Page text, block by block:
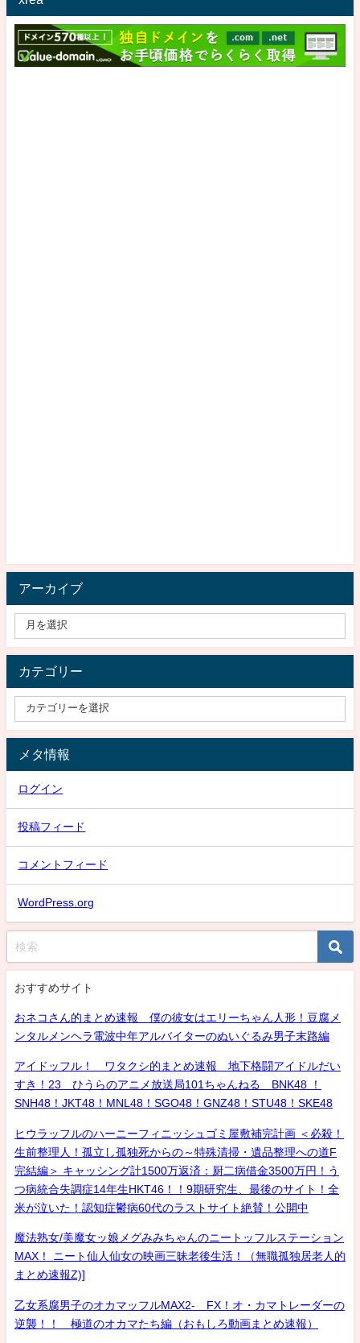
アーカイブ
カテゴリー
メタ情報
ログイン
投稿フィード
コメントフィード
WordPress.org
おすすめサイト
おネコさん的まとめ速報 僕の彼女はエリーちゃん人形！豆腐メ
ンタルメンヘラ電波中年アルバイターのぬいぐるみ男子末路編
アイドッフル！ ワタクシ的まとめ速報 地下格闘アイドルだい
すき！23 ひうらのアニメ放送局101ちゃんねる BNK48 ！
SNH48！JKT48！MNL48！SGO48！GNZ48！STU48！SKE48
ヒウラッフルのハーニーフィニッシュゴミ屋敷補完計画 ＜必殺！
生前整理人！孤立し孤独死からの～特殊清掃・遺品整理への道F
完結編＞ キャッシング計1500万返済：厨二病借金3500万円！う
つ病統合失調症14年生HKT46！！9期研究生、最後のサイト！全
米が泣いた！認知症鬱病60代のラストサイト絶賛！公開中
魔法熟女/美魔女ッ娘メグみみちゃんのニートッフルステーション
MAX！ ニート仙人仙女の映画三昧老後生活！（無職孤独居老人的
まとめ速報Z)]
乙女系腐男子のオカマッフルMAX2- FX！オ・カマトレーダーの
逆襲！！ 極道のオカマたち編（おもしろ動画まとめ速報）